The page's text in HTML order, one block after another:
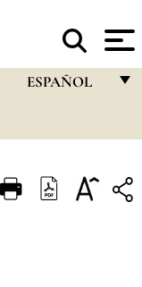
ESPAÑOL
ITALIANO